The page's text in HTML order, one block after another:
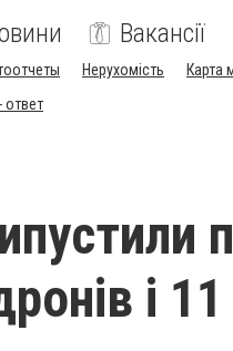
Вакансії
Нерухомість Карта
ответ
і